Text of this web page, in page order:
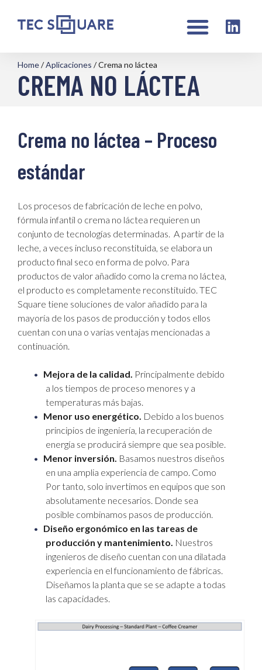
Home/Aplicaciones /Crema no láctea
CREMA NO LÁCTEA
Crema no láctea – Proceso
estándar
Los procesos de fabricación de leche en polvo,
fórmula infantil o crema no láctea requieren un
conjunto de tecnologías determinadas. A partir de la
leche, a veces incluso reconstituida, se elabora un
producto final seco en forma de polvo. Para
productos de valor añadido como la crema no láctea,
el producto es completamente reconstituido. TEC
Square tiene soluciones de valor añadido para la
mayoría de los pasos de producción y todos ellos
cuentan con una o varias ventajas mencionadas a
continuación.
Mejora de la calidad. Principalmente debido
a los tiempos de proceso menores y a
temperaturas más bajas.
Menor uso energético. Debido a los buenos
principios de ingeniería, la recuperación de
energía se producirá siempre que sea posible.
Menor inversión. Basamos nuestros diseños
en una amplia experiencia de campo. Como
Por tanto, solo invertimos en equipos que son
absolutamente necesarios. Donde sea
posible combinamos pasos de producción.
Diseño ergonómico en las tareas de
producción y mantenimiento. Nuestros
ingenieros de diseño cuentan con una dilatada
experiencia en el funcionamiento de fábricas.
Diseñamos la planta que se se adapte a todas
las capacidades.